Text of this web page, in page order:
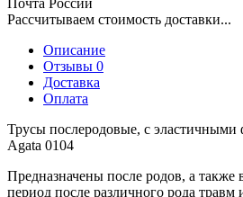
Почта России
Рассчитываем стоимость доставки...
Описание
Отзывы 0
Доставка
Оплата
Трусы послеродовые, с
Agata 0104
Предназначены после родов, а также
период после различного рода